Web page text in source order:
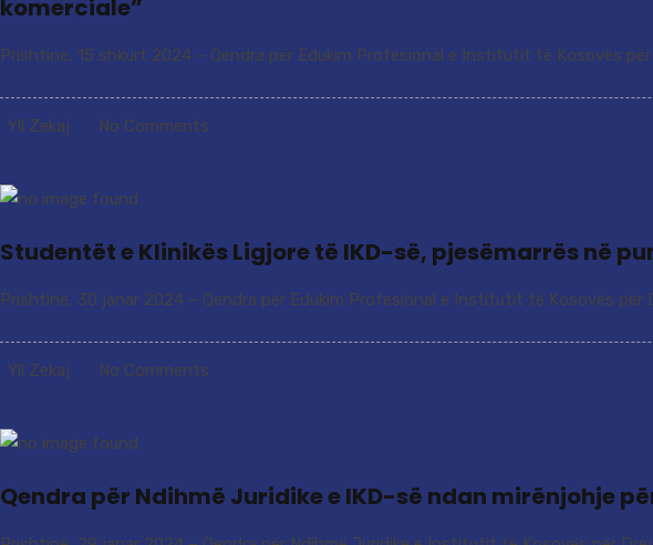
komerciale”
Prishtinë, 15 shkurt 2024 – Qendra për Edukim Profesional e Institutit të Kosovës për
Yll Zekaj No Comments
Studentët e Klinikës Ligjore të IKD-së, pjesëmarrës në
Prishtinë, 30 janar 2024 – Qendra për Edukim Profesional e Institutit të Kosovës për
Yll Zekaj No Comments
Qendra për Ndihmë Juridike e IKD-së ndan mirënjohje